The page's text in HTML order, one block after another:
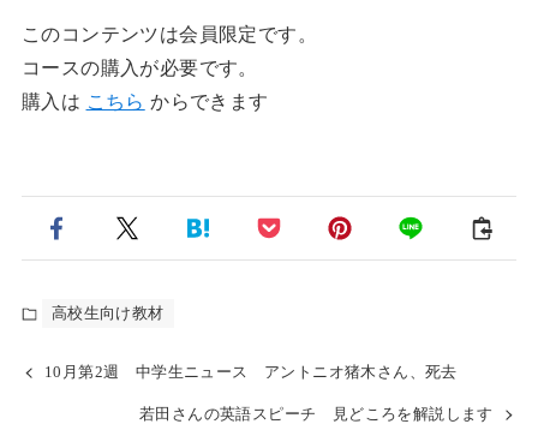
このコンテンツは会員限定です。
コースの購入が必要です。
購入は こちら からできます
高校生向け教材
10月第2週 中学生ニュース アントニオ猪木さん、死去
若田さんの英語スピーチ 見どころを解説します